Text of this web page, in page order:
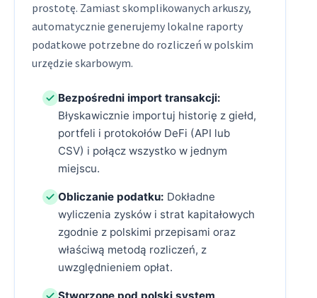
prostotę. Zamiast skomplikowanych arkuszy,
automatycznie generujemy lokalne raporty
podatkowe potrzebne do rozliczeń w polskim
urzędzie skarbowym.
Bezpośredni import transakcji:
Błyskawicznie importuj historię z giełd,
portfeli i protokołów DeFi (API lub
CSV) i połącz wszystko w jednym
miejscu.
Obliczanie podatku: Dokładne
wyliczenia zysków i strat kapitałowych
zgodnie z polskimi przepisami oraz
właściwą metodą rozliczeń, z
uwzględnieniem opłat.